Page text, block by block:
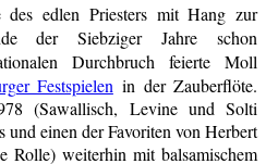
edlen Priesters mit Hang zur
der Siebziger Jahre schon
Durchbruch feierte Moll
Festspielen in der Zauberflöte.
(Sawallisch, Levine und Solti
und einen der Favoriten von Herbert
Rolle) weiterhin mit balsamischem